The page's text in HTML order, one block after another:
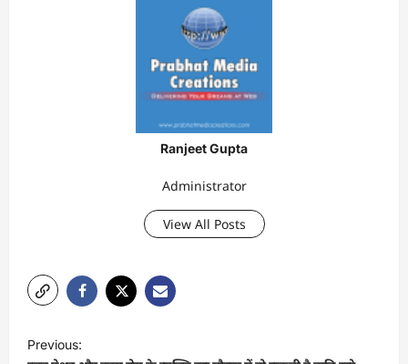
Ranjeet Gupta
Administrator
View All Posts
Previous: